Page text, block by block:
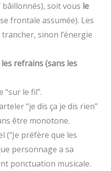
soit vous le
frontale assumée). Les
sinon l’énergie
refrains (sans les
le fil”.
“je dis ça je dis rien”
être monotone.
(“Je préfère que les
personnage a sa
ponctuation musicale.